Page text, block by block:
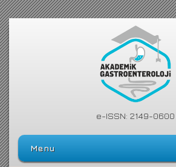
e-ISSN: 2149-0600
Menu